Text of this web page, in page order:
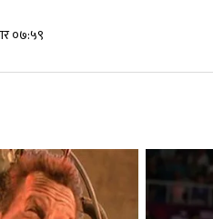
०७:५९